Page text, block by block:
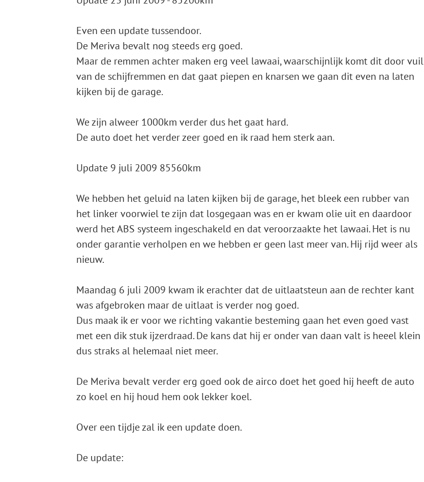
Even een update tussendoor.
De Meriva bevalt nog steeds erg goed.
Maar de remmen achter maken erg veel lawaai, waarschijnlijk komt dit door vuil
van de schijfremmen en dat gaat piepen en knarsen we gaan dit even na laten
kijken bij de garage.
We zijn alweer 1000km verder dus het gaat hard.
De auto doet het verder zeer goed en ik raad hem sterk aan.
Update 9 juli 2009 85560km
We hebben het geluid na laten kijken bij de garage, het bleek een rubber van
het linker voorwiel te zijn dat losgegaan was en er kwam olie uit en daardoor
werd het ABS systeem ingeschakeld en dat veroorzaakte het lawaai. Het is nu
onder garantie verholpen en we hebben er geen last meer van. Hij rijd weer als
nieuw.
Maandag 6 juli 2009 kwam ik erachter dat de uitlaatsteun aan de rechter kant
was afgebroken maar de uitlaat is verder nog goed.
Dus maak ik er voor we richting vakantie besteming gaan het even goed vast
met een dik stuk ijzerdraad. De kans dat hij er onder van daan valt is heeel klein
dus straks al helemaal niet meer.
De Meriva bevalt verder erg goed ook de airco doet het goed hij heeft de auto
zo koel en hij houd hem ook lekker koel.
Over een tijdje zal ik een update doen.
De update: